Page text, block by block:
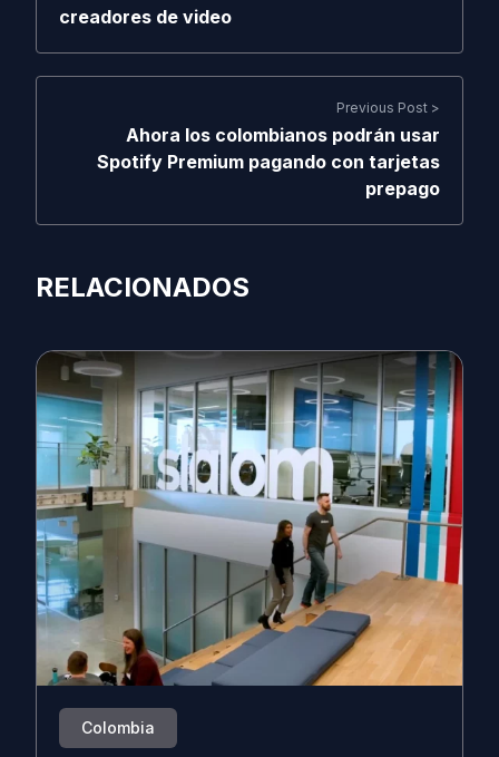
creadores de video
Previous Post >
Ahora los colombianos podrán usar
Spotify Premium pagando con tarjetas
prepago
RELACIONADOS
Colombia